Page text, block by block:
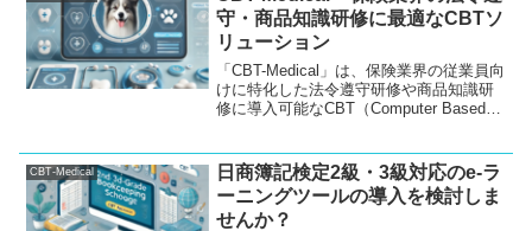
活用いただけます。スマートフォンにも
対応しており、インターネットを利用し
て手軽に試験や学習ができる環境を提供
します。
守・商品知識研修に最適なCBTソ
リューション
「CBT-Medical」は、保険業界の従業員向
けに特化した法令遵守研修や商品知識研
修に導入可能なCBT（Computer Based
や、スマートフォン対応の利便性が特徴
で、効率的かつ柔軟な社内研修の実現を
サポートします。
CBT-Medical
日商簿記検定2級・3級対応のe-ラ
ーニングツールの導入を検討しま
せんか？